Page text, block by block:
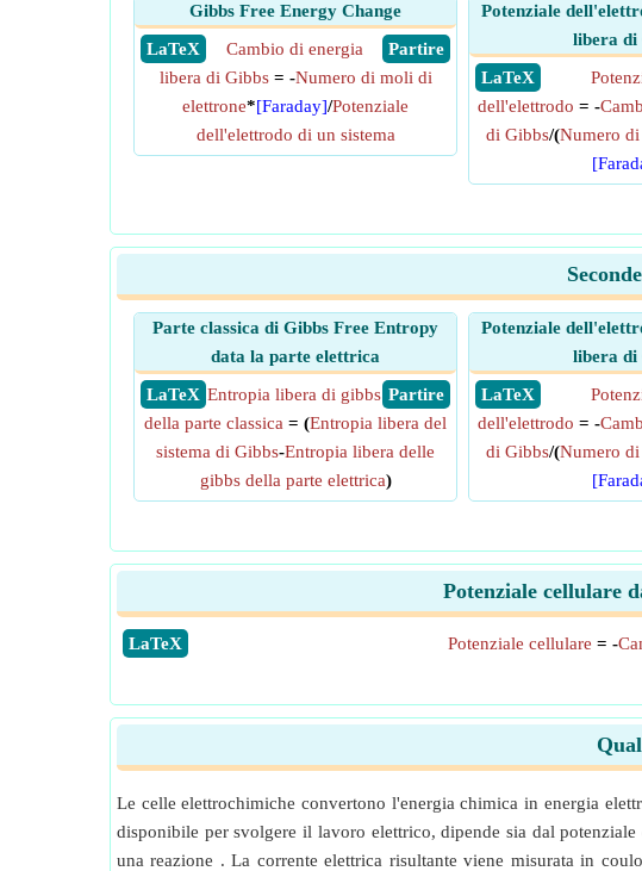
Gibbs Free Energy Change
​ LaTeX
​ Partire
Cambio di energia
libera di Gibbs= -Numero di moli di
elettrone*[Faraday]/Potenziale
dell'elettrodo di un sistema
Potenziale
libera di
​ LaTeX
dell'elettrodo = -
di Gibbs/(Numero
Parte classica di Gibbs Free Entropy
data la parte elettrica
​ LaTeX
​ Partire
Entropia libera di gibbs
della parte classica = (Entropia libera del
sistema di Gibbs-Entropia libera delle
gibbs della parte elettrica)
Potenziale
libera di
​ LaTeX
dell'elettrodo = -
di Gibbs/(Numero
Potenziale cellulare
​LaTeX Potenziale cellulare = -
Le celle elettrochimiche convertono l'energia chimica in energia
disponibile per svolgere il lavoro elettrico, dipende sia dal
una reazione . La corrente elettrica risultante viene misurata in